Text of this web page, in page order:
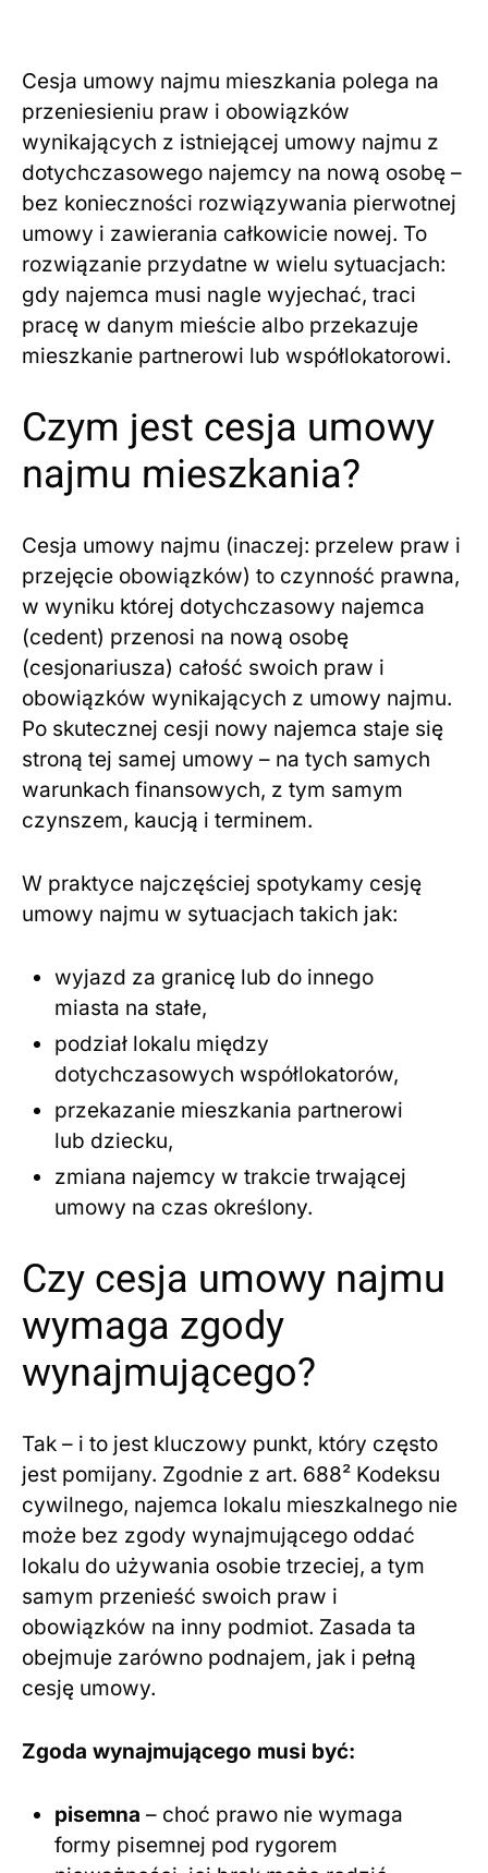
Cesja umowy najmu mieszkania polega na
przeniesieniu praw i obowiązków
wynikających z istniejącej umowy najmu z
dotychczasowego najemcy na nową osobę –
bez konieczności rozwiązywania pierwotnej
umowy i zawierania całkowicie nowej. To
rozwiązanie przydatne w wielu sytuacjach:
gdy najemca musi nagle wyjechać, traci
pracę w danym mieście albo przekazuje
mieszkanie partnerowi lub współlokatorowi.
Czym jest cesja umowy
najmu mieszkania?
Cesja umowy najmu (inaczej: przelew praw i
przejęcie obowiązków) to czynność prawna,
w wyniku której dotychczasowy najemca
(cedent) przenosi na nową osobę
(cesjonariusza) całość swoich praw i
obowiązków wynikających z umowy najmu.
Po skutecznej cesji nowy najemca staje się
stroną tej samej umowy – na tych samych
warunkach finansowych, z tym samym
czynszem, kaucją i terminem.
W praktyce najczęściej spotykamy cesję
umowy najmu w sytuacjach takich jak:
wyjazd za granicę lub do innego
miasta na stałe,
podział lokalu między
dotychczasowych współlokatorów,
przekazanie mieszkania partnerowi
lub dziecku,
zmiana najemcy w trakcie trwającej
umowy na czas określony.
Czy cesja umowy najmu
wymaga zgody
wynajmującego?
Tak – i to jest kluczowy punkt, który często
jest pomijany. Zgodnie z art. 688² Kodeksu
cywilnego, najemca lokalu mieszkalnego nie
może bez zgody wynajmującego oddać
lokalu do używania osobie trzeciej, a tym
samym przenieść swoich praw i
obowiązków na inny podmiot. Zasada ta
obejmuje zarówno podnajem, jak i pełną
cesję umowy.
Zgoda wynajmującego musi być:
pisemna – choć prawo nie wymaga
formy pisemnej pod rygorem